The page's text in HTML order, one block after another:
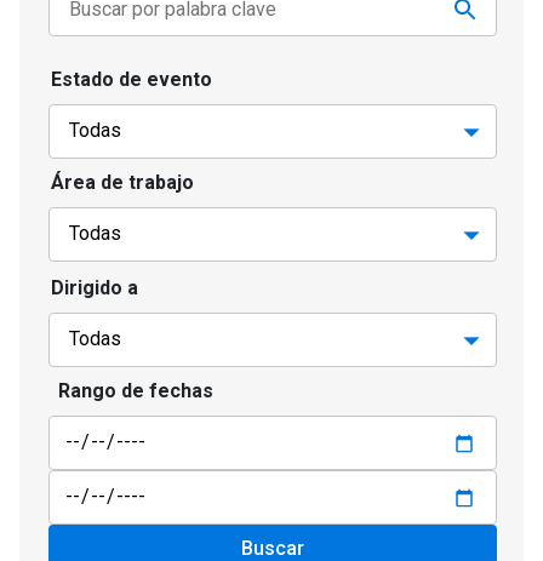
Estado de evento
Área de trabajo
Dirigido a
Rango de fechas
Buscar